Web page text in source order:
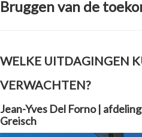
Bruggen van de
WELKE UITDAGINGEN
VERWACHTEN?
Jean-Yves Del Forno |
Greisch